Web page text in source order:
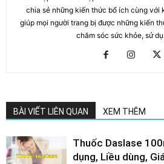
chia sẻ những kiến thức bổ ích cùng với
giúp mọi người trang bị được những kiến
chăm sóc sức khỏe, sử
BÀI VIẾT LIÊN QUAN XEM THÊM
Thuốc Daslase
dụng, Liều dùng,